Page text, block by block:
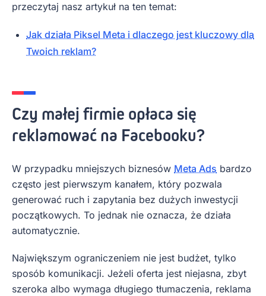
przeczytaj nasz artykuł na ten temat:
Jak działa Piksel Meta i dlaczego jest kluczowy dla
Twoich reklam?
Czy małej firmie opłaca się
reklamować na Facebooku?
W przypadku mniejszych biznesów Meta Ads bardzo
często jest pierwszym kanałem, który pozwala
generować ruch i zapytania bez dużych inwestycji
początkowych. To jednak nie oznacza, że działa
automatycznie.
Największym ograniczeniem nie jest budżet, tylko
sposób komunikacji. Jeżeli oferta jest niejasna, zbyt
szeroka albo wymaga długiego tłumaczenia, reklama